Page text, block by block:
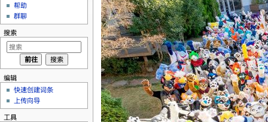
帮助
群聊
搜索
编辑
快速创建词条
上传向导
工具